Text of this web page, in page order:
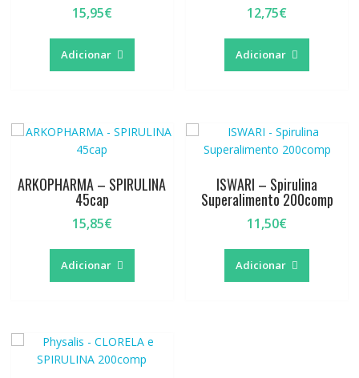
15,95€
Adicionar
12,75€
Adicionar
ARKOPHARMA – SPIRULINA
45cap
15,85€
Adicionar
ISWARI – Spirulina
Superalimento 200comp
11,50€
Adicionar